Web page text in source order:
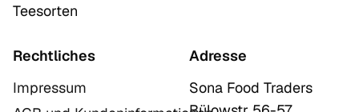
Teesorten
Rechtliches
Impressum
Adresse
Sona Food Traders